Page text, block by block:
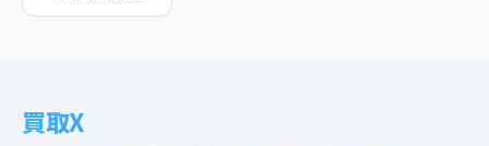
買取X